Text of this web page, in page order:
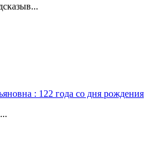
: 122 года со дня рождения